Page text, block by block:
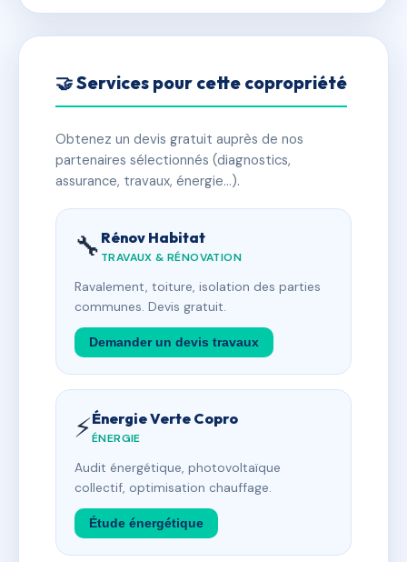
🤝 Services pour cette copropriété
Obtenez un devis gratuit auprès de nos
partenaires sélectionnés (diagnostics,
assurance, travaux, énergie…).
🔧 Rénov Habitat
TRAVAUX & RÉNOVATION
Ravalement, toiture, isolation des parties
communes. Devis gratuit.
Demander un devis travaux
⚡Énergie Verte Copro
ÉNERGIE
Audit énergétique, photovoltaïque
collectif, optimisation chauffage.
Étude énergétique